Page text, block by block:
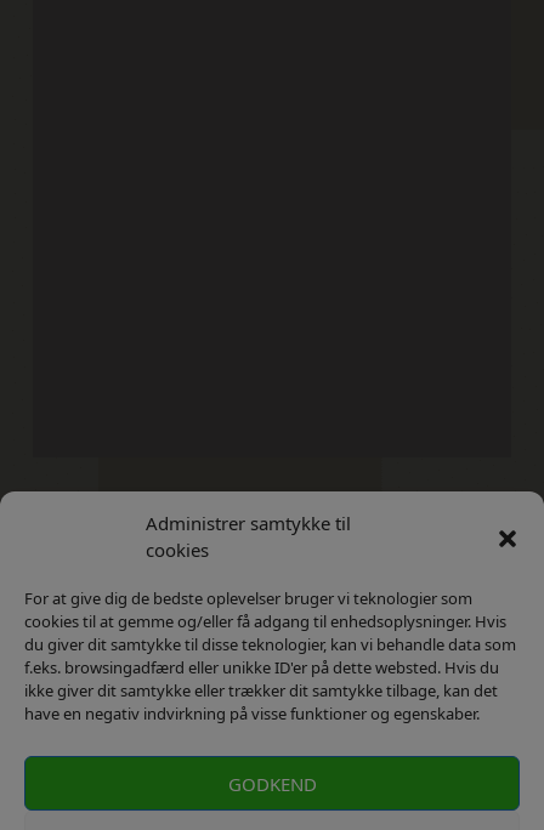
Administrer samtykke til
cookies
For at give dig de bedste oplevelser bruger vi teknologier som
cookies til at gemme og/eller få adgang til enhedsoplysninger. Hvis
du giver dit samtykke til disse teknologier, kan vi behandle data som
f.eks. browsingadfærd eller unikke ID'er på dette websted. Hvis du
ikke giver dit samtykke eller trækker dit samtykke tilbage, kan det
have en negativ indvirkning på visse funktioner og egenskaber.
GODKEND
Kontakt